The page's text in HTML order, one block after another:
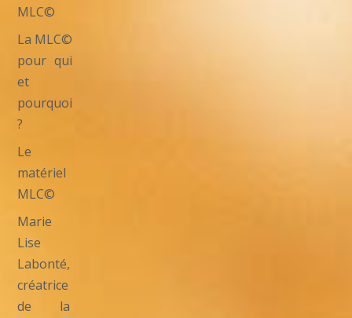
MLC©
La MLC©
pour qui
et
pourquoi
?
Le
matériel
MLC©
Marie
Lise
Labonté,
créatrice
de la